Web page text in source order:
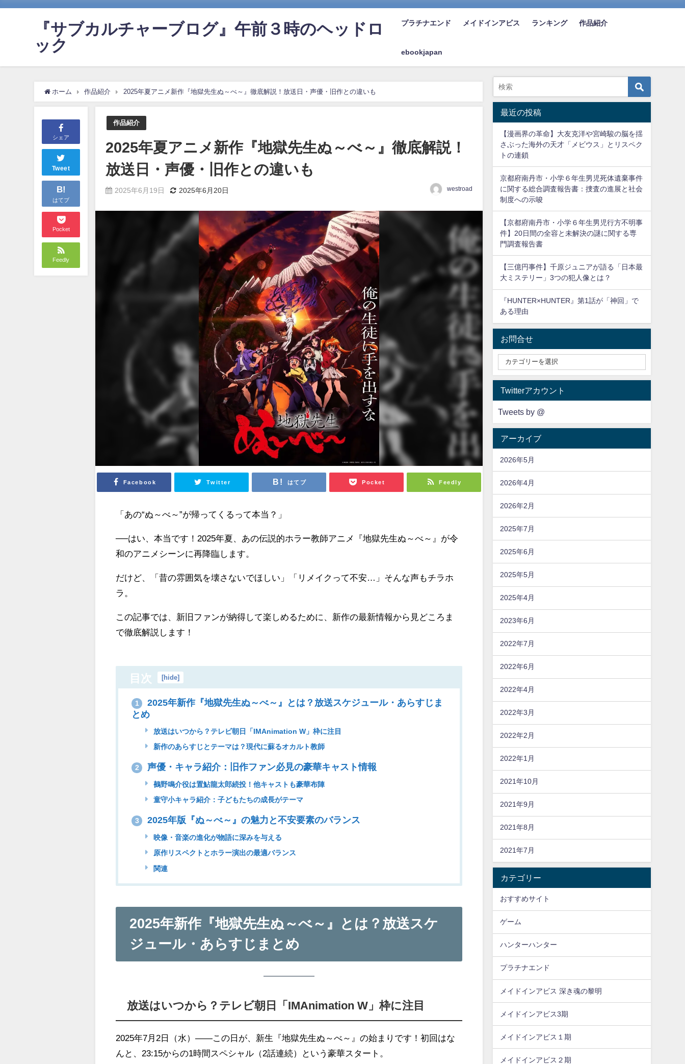
『サブカルチャーブログ』午前３時のヘッドロ
ック
プラチナエンド メイドインアビス ランキング 作品紹介
ebookjapan
ホーム 作品紹介 2025年夏アニメ新作『地獄先生ぬ～べ～』徹底解説！放送日・声優・旧作との違いも
シェア
Tweet
B!
はてブ
Pocket
Feedly
作品紹介
2025年夏アニメ新作『地獄先生ぬ～べ～』徹底解説！
放送日・声優・旧作との違いも
2025年6月19日 2025年6月20日 westroad
Facebook Twitter はてブ Pocket Feedly
「あの“ぬ～べ～”が帰ってくるって本当？」
──はい、本当です！2025年夏、あの伝説的ホラー教師アニメ『地獄先生ぬ～べ～』が令
和のアニメシーンに再降臨します。
だけど、「昔の雰囲気を壊さないでほしい」「リメイクって不安…」そんな声もチラホ
ラ。
この記事では、新旧ファンが納得して楽しめるために、新作の最新情報から見どころま
で徹底解説します！
目次 [hide]
1
2025年新作『地獄先生ぬ～べ～』とは？放送スケジュール・あらすじま
とめ
放送はいつから？テレビ朝日「IMAnimation W」枠に注目
新作のあらすじとテーマは？現代に蘇るオカルト教師
2 声優・キャラ紹介：旧作ファン必見の豪華キャスト情報
鵺野鳴介役は置鮎龍太郎続投！他キャストも豪華布陣
童守小キャラ紹介：子どもたちの成長がテーマ
3 2025年版『ぬ～べ～』の魅力と不安要素のバランス
映像・音楽の進化が物語に深みを与える
原作リスペクトとホラー演出の最適バランス
関連
2025年新作『地獄先生ぬ～べ～』とは？放送スケ
ジュール・あらすじまとめ
放送はいつから？テレビ朝日「IMAnimation W」枠に注目
2025年7月2日（水）――この日が、新生『地獄先生ぬ～べ～』の始まりです！初回はな
んと、23:15からの1時間スペシャル（2話連続）という豪華スタート。
最近の投稿
【漫画界の革命】大友克洋や宮崎駿の脳を揺
さぶった海外の天才「メビウス」とリスペク
トの連鎖
京都府南丹市・小学６年生男児死体遺棄事件
に関する総合調査報告書：捜査の進展と社会
制度への示唆
【京都府南丹市・小学６年生男児行方不明事
件】20日間の全容と未解決の謎に関する専
門調査報告書
【三億円事件】千原ジュニアが語る「日本最
大ミステリー」3つの犯人像とは？
『HUNTER×HUNTER』第1話が「神回」で
ある理由
お問合せ
Twitterアカウント
Tweets by @
アーカイブ
2026年5月
2026年4月
2026年2月
2025年7月
2025年6月
2025年5月
2025年4月
2023年6月
2022年7月
2022年6月
2022年4月
2022年3月
2022年2月
2022年1月
2021年10月
2021年9月
2021年8月
2021年7月
カテゴリー
おすすめサイト
ゲーム
ハンターハンター
プラチナエンド
メイドインアビス 深き魂の黎明
メイドインアビス3期
メイドインアビス１期
メイドインアビス２期